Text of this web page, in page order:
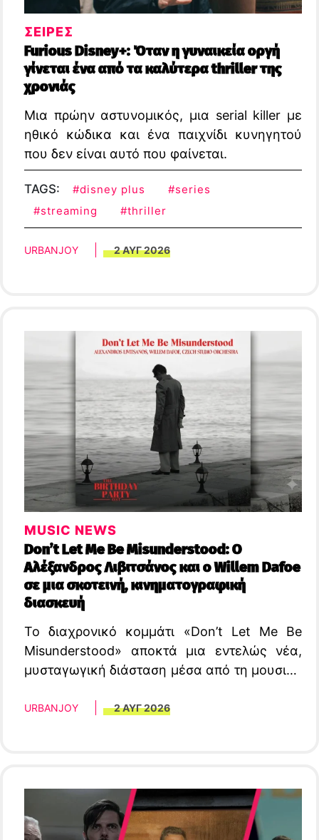
ΣΕΙΡΕΣ
Furious Disney+: Όταν η γυναικεία οργή
γίνεται ένα από τα καλύτερα thriller της
χρονιάς
Μια πρώην αστυνομικός, μια serial killer με
ηθικό κώδικα και ένα παιχνίδι κυνηγητού
που δεν είναι αυτό που φαίνεται.
TAGS: #disney plus
#series
#streaming
#thriller
URBANJOY 2 ΑΥΓ 2026
MUSIC NEWS
Don’t Let Me Be Misunderstood: Ο
Αλέξανδρος Λιβιτσάνος και ο Willem Dafoe
σε μια σκοτεινή, κινηματογραφική
διασκευή
Το διαχρονικό κομμάτι «Don’t Let Me Be
Misunderstood» αποκτά μια εντελώς νέα,
μυσταγωγική διάσταση μέσα από τη μουσική
URBANJOY 2 ΑΥΓ 2026